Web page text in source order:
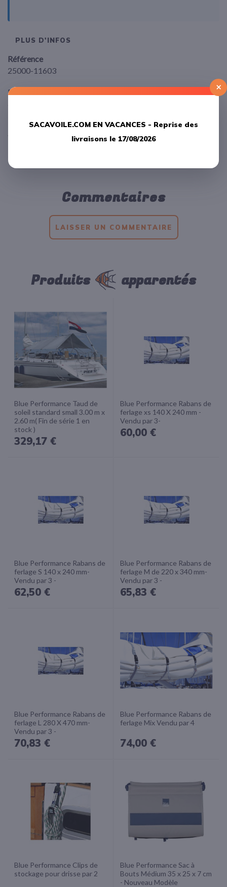
PLUS D'INFOS
Référence
25000-11603
Diamètre
Marque
Wichard
Commentaires
LAISSER UN COMMENTAIRE
Produits apparentés
Blue Performance Taud de
soleil standard small 3.00 m x
2.60 m( Fin de série 1 en
stock )
329,17 €
Blue Performance Rabans de
ferlage xs 140 X 240 mm -
Vendu par 3-
60,00 €
Blue Performance Rabans de
ferlage S 140 x 240 mm-
Vendu par 3 -
62,50 €
Blue Performance Rabans de
ferlage M de 220 x 340 mm-
Vendu par 3 -
65,83 €
Blue Performance Rabans de
ferlage L 280 X 470 mm-
Vendu par 3 -
70,83 €
Blue Performance Rabans de
ferlage Mix Vendu par 4
74,00 €
Blue Performance Clips de
stockage pour drisse par 2
Blue Performance Sac à
Bouts Médium 35 x 25 x 7 cm
- Nouveau Modèle
×
SACAVOILE.COM EN VACANCES - Reprise des
livraisons le 17/08/2026